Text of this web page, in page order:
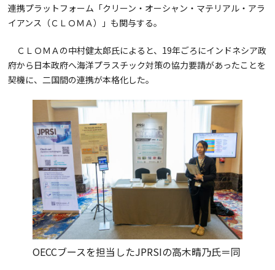
連携プラットフォーム「クリーン・オーシャン・マテリアル・アラ
イアンス（ＣＬＯＭＡ）」も関与する。
ＣＬＯＭＡの中村健太郎氏によると、19年ごろにインドネシア政
府から日本政府へ海洋プラスチック対策の協力要請があったことを
契機に、二国間の連携が本格化した。
OECCブースを担当したJPRSIの高木晴乃氏＝同